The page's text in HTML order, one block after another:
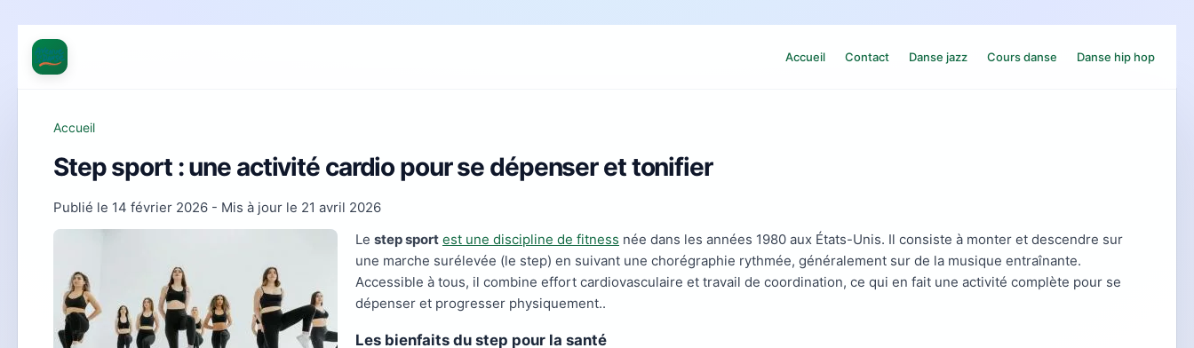
Accueil Contact Danse jazz Cours danse Danse hip hop
Accueil
Step sport : une activité cardio pour se dépenser et tonifier
Publié le 14 février 2026 - Mis à jour le 21 avril 2026
Le step sport est une discipline de fitness née dans les années 1980 aux États-Unis. Il consiste à monter et descendre sur
une marche surélevée (le step) en suivant une chorégraphie rythmée, généralement sur de la musique entraînante.
Accessible à tous, il combine effort cardiovasculaire et travail de coordination, ce qui en fait une activité complète pour se
dépenser et progresser physiquement..
Les bienfaits du step pour la santé